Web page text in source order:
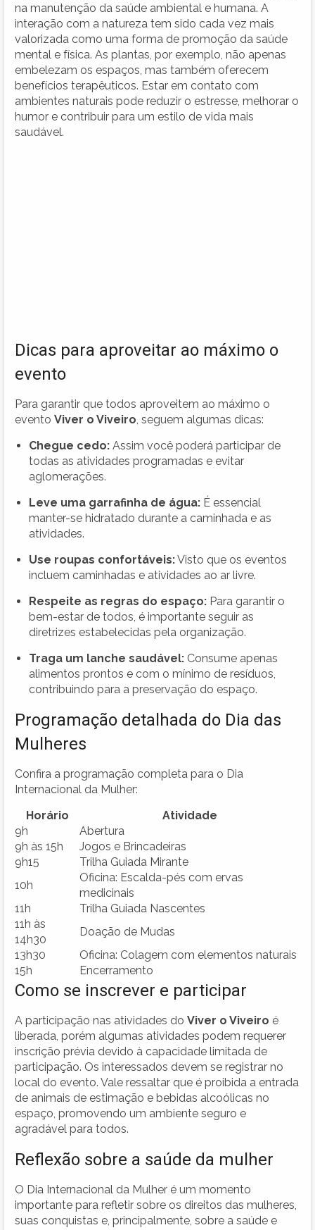
na manutenção da saúde ambiental e humana. A
interação com a natureza tem sido cada vez mais
valorizada como uma forma de promoção da saúde
mental e física. As plantas, por exemplo, não apenas
embelezam os espaços, mas também oferecem
benefícios terapêuticos. Estar em contato com
ambientes naturais pode reduzir o estresse, melhorar o
humor e contribuir para um estilo de vida mais
saudável.
Dicas para aproveitar ao máximo o
evento
Para garantir que todos aproveitem ao máximo o
evento Viver o Viveiro , seguem algumas dicas:
Chegue cedo: Assim você poderá participar de
todas as atividades programadas e evitar
aglomerações.
Leve uma garrafinha de água: É essencial
manter-se hidratado durante a caminhada e as
atividades.
Use roupas confortáveis:Visto que os eventos
incluem caminhadas e atividades ao ar livre.
Respeite as regras do espaço: Para garantir o
bem-estar de todos, é importante seguir as
diretrizes estabelecidas pela organização.
Traga um lanche saudável: Consume apenas
alimentos prontos e com o mínimo de resíduos,
contribuindo para a preservação do espaço.
Programação detalhada do Dia das
Mulheres
Confira a programação completa para o Dia
Internacional da Mulher:
Horário
Atividade
9h
Abertura
9h às 15h
Jogos e Brincadeiras
9h15
Trilha Guiada Mirante
10h
Oficina: Escalda-pés com ervas
medicinais
11h
Trilha Guiada Nascentes
11h às
14h30
Doação de Mudas
13h30
Oficina: Colagem com elementos naturais
15h
Encerramento
Como se inscrever e participar
A participação nas atividades do Viver o Viveiro é
liberada, porém algumas atividades podem requerer
inscrição prévia devido à capacidade limitada de
participação. Os interessados devem se registrar no
local do evento. Vale ressaltar que é proibida a entrada
de animais de estimação e bebidas alcoólicas no
espaço, promovendo um ambiente seguro e
agradável para todos.
Reflexão sobre a saúde da mulher
O Dia Internacional da Mulher é um momento
importante para refletir sobre os direitos das mulheres,
suas conquistas e, principalmente, sobre a saúde e